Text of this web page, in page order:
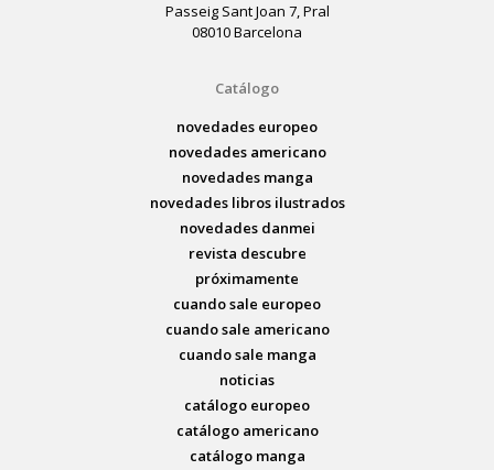
Passeig Sant Joan 7, Pral
08010 Barcelona
Catálogo
novedades europeo
novedades americano
novedades manga
novedades libros ilustrados
novedades danmei
revista descubre
próximamente
cuando sale europeo
cuando sale americano
cuando sale manga
noticias
catálogo europeo
catálogo americano
catálogo manga